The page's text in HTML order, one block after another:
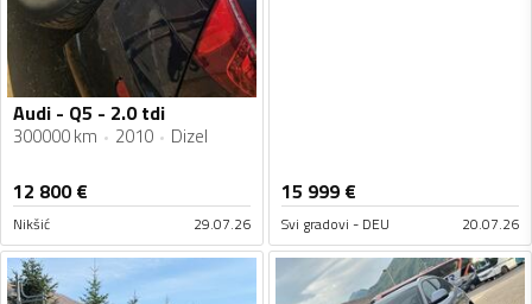
Audi - Q5 - 2.0 tdi
300000 km 2010 Dizel
12 800€
Nikšić 29.07.26
15 999 €
Svi gradovi - DEU 20.07.26